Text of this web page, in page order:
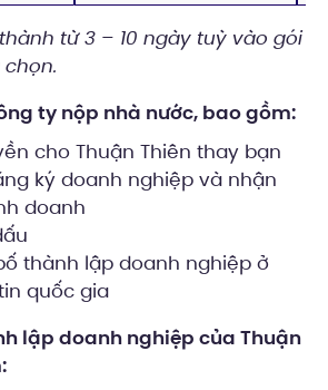
từ 3 – 10 ngày tuỳ vào gói
ty nộp nhà nước, bao gồm:
cho Thuận Thiên thay bạn
ký doanh nghiệp và nhận
doanh
thành lập doanh nghiệp ở
quốc gia
lập doanh nghiệp của Thuận